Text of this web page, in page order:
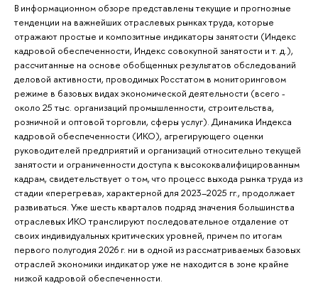
В информационном обзоре представлены текущие и прогнозные
тенденции на важнейших отраслевых рынках труда, которые
отражают простые и композитные индикаторы занятости (Индекс
кадровой обеспеченности, Индекс совокупной занятости и т. д.),
рассчитанные на основе обобщенных результатов обследований
деловой активности, проводимых Росстатом в мониторинговом
режиме в базовых видах экономической деятельности (всего -
около 25 тыс. организаций промышленности, строительства,
розничной и оптовой торговли, сферы услуг). Динамика Индекса
кадровой обеспеченности (ИКО), агрегирующего оценки
руководителей предприятий и организаций относительно текущей
занятости и ограниченности доступа к высококвалифицированным
кадрам, свидетельствует о том, что процесс выхода рынка труда из
стадии «перегрева», характерной для 2023–2025 гг., продолжает
развиваться. Уже шесть кварталов подряд значения большинства
отраслевых ИКО транслируют последовательное отдаление от
своих индивидуальных критических уровней, причем по итогам
первого полугодия 2026 г. ни в одной из рассматриваемых базовых
отраслей экономики индикатор уже не находится в зоне крайне
низкой кадровой обеспеченности.